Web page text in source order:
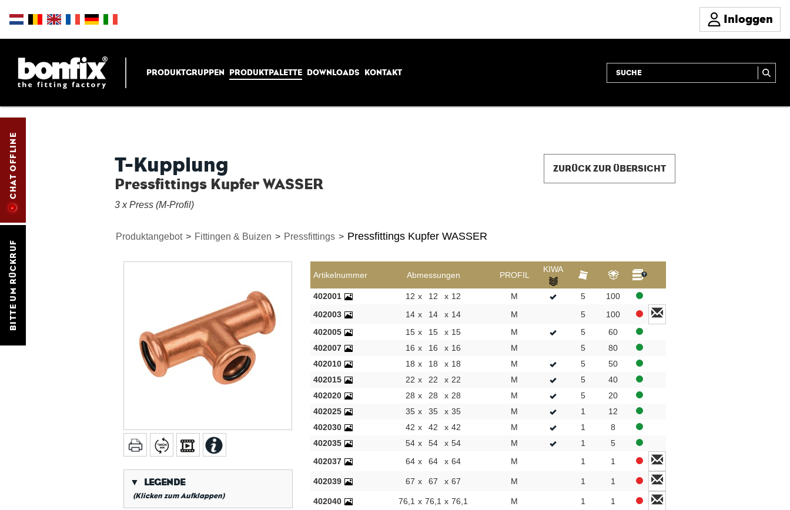
Inloggen
PRODUKTGRUPPEN PRODUKTPALETTE DOWNLOADS KONTAKT
BITTE UM RÜCKRUF
CHAT OFFLINE T-Kupplung
Pressfittings Kupfer WASSER
3 x Press (M-Profil)
ZURÜCK ZUR ÜBERSICHT
Produktangebot > Fittingen & Buizen > Pressfittings > Pressfittings Kupfer WASSER
▼ LEGENDE
(Klicken zum Aufklappen)
Artikelnummer Abmessungen PROFIL
KIWA
402001 12 x 12 x 12 M 5
100
402003
14 x 14 x 14 M 5
100
402005
15 x 15 x 15 M 5
60
402007
16 x 16 x 16 M 5
80
402010
18 x 18 x 18 M 5
50
402015
22 x 22 x 22 M 5
40
402020
28 x 28 x 28 M 5
20
402025
35 x 35 x 35 M 1
12
402030
42 x 42 x 42 M 1
8
402035
54 x 54 x 54 M 1
5
402037
64 x 64 x 64 M 1 1
402039 67 x 67 x 67 M 1 1
402040 76,1 x 76,1 x 76,1 M 1 1